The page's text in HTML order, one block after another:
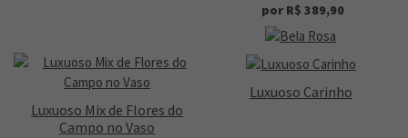
por R$ 389,90
Luxuoso Mix de Flores do
Campo no Vaso
Luxuoso Carinho